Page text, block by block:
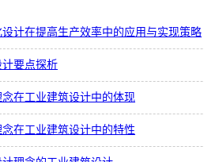
计在提高生产效率中的应用与实现策略
要点探析
在工业建筑设计中的体现
在工业建筑设计中的特性